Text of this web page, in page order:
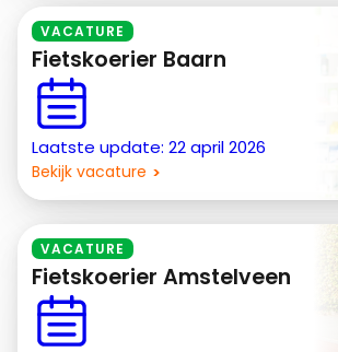
VACATURE
Fietskoerier Baarn
Laatste update: 22 april 2026
Bekijk vacature
VACATURE
Fietskoerier Amstelveen